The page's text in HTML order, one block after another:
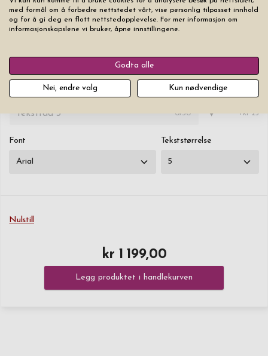
Du må holde deg innenfor den røde rammen (rammen graveres ikke).
Klikk på hjertet for å legge et hjerte til raden.
0/30 ♥ +kr 25
0/30 ♥ +kr 25
Font Tekststørrelse
Nulstill
kr 1 199,00
Legg produktet i handlekurven
med formål om å forbedre nettstedet vårt, vise personlig tilpasset innhold
og for å gi deg en flott nettstedopplevelse. For mer informasjon om
informasjonskapslene vi bruker, åpne innstillingene.
Godta alle
Nei, endre valg Kun nødvendige